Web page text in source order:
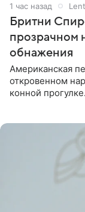
1 час назад
Бритни
прозрачном
обнажения
Американская
откровенном
конной